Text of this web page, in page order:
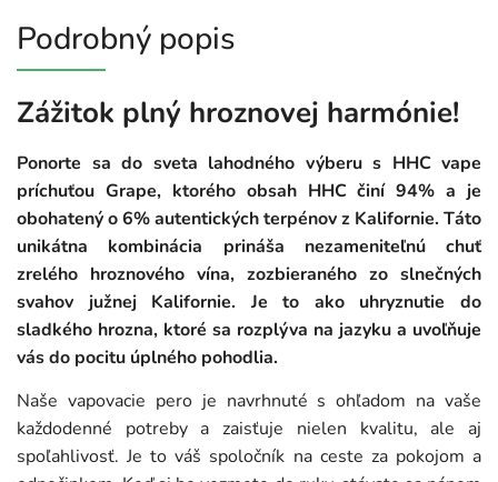
Podrobný popis
Zážitok plný hroznovej harmónie!
Ponorte sa do sveta lahodného výberu s HHC vape
príchuťou Grape, ktorého obsah HHC činí 94% a je
obohatený o 6% autentických terpénov z Kalifornie. Táto
unikátna kombinácia prináša nezameniteľnú chuť
zrelého hroznového vína, zozbieraného zo slnečných
svahov južnej Kalifornie. Je to ako uhryznutie do
sladkého hrozna, ktoré sa rozplýva na jazyku a uvoľňuje
vás do pocitu úplného pohodlia.
Naše vapovacie pero je navrhnuté s ohľadom na vaše
každodenné potreby a zaisťuje nielen kvalitu, ale aj
spoľahlivosť. Je to váš spoločník na ceste za pokojom a